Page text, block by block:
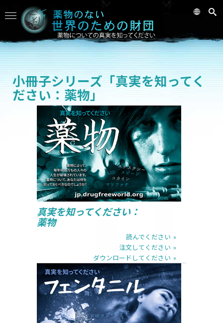
小冊子シリーズ「真実を知ってく
ださい：薬物」
真実を知ってください：
薬物
読んでください
注文してください
ダウンロードしてください
読んでください
注文してください
ダウンロードしてください